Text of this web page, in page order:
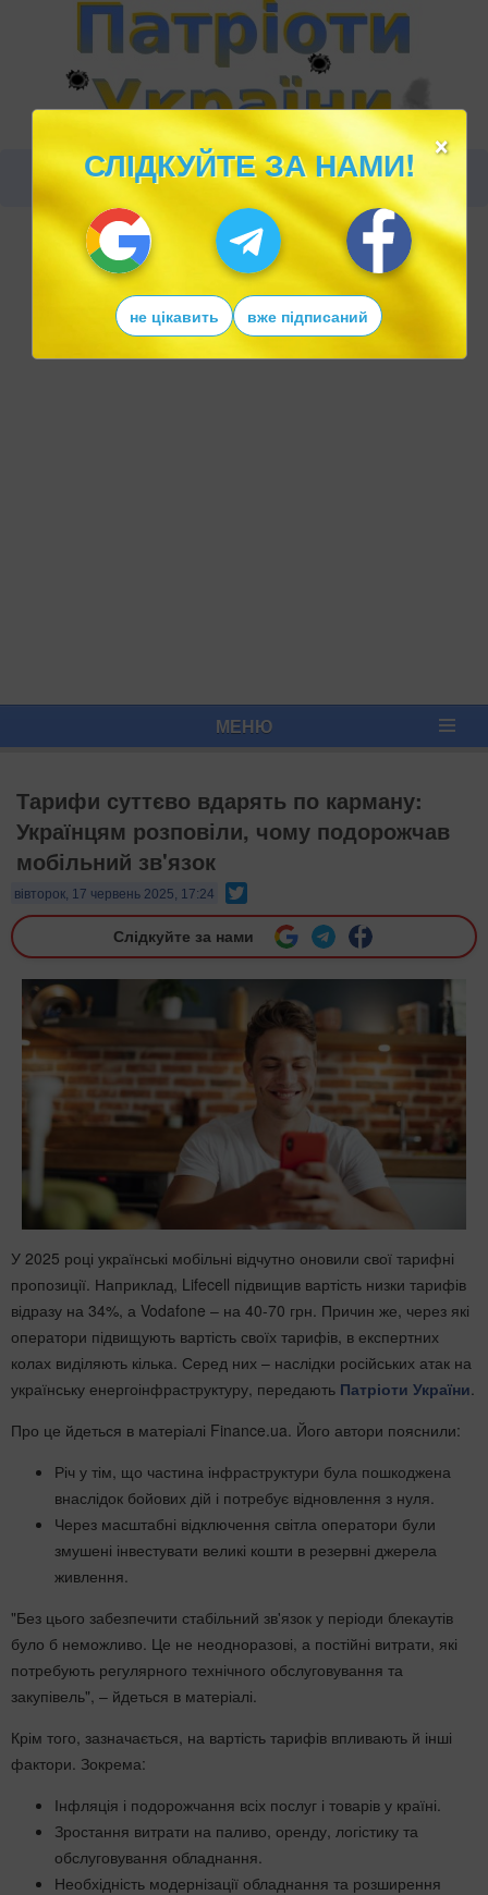
МЕНЮ
Тарифи суттєво вдарять по карману:
Українцям розповіли, чому подорожчав
мобільний зв'язок
вівторок, 17 червень 2025, 17:24
Слідкуйте за нами
У 2025 році українські мобільні відчутно оновили свої тарифні
пропозиції. Наприклад, Lifecell підвищив вартість низки тарифів
відразу на 34%, а Vodafone – на 40-70 грн. Причин же, через які
оператори підвищують вартість своїх тарифів, в експертних
колах виділяють кілька. Серед них – наслідки російських атак на
українську енергоінфраструктуру, передають Патріоти України
Про це йдеться в матеріалі Finance.ua. Його автори пояснили:
Річ у тім, що частина інфраструктури була пошкоджена
внаслідок бойових дій і потребує відновлення з нуля.
Через масштабні відключення світла оператори були
змушені інвестувати великі кошти в резервні джерела
живлення.
"Без цього забезпечити стабільний зв'язок у періоди блекаутів
було б неможливо. Це не неодноразові, а постійні витрати, які
потребують регулярного технічного обслуговування та
закупівель", – йдеться в матеріалі.
Крім того, зазначається, на вартість тарифів впливають й інші
фактори. Зокрема:
Інфляція і подорожчання всіх послуг і товарів у країні.
Зростання витрати на паливо, оренду, логістику та
обслуговування обладнання.
Необхідність модернізації обладнання та розширення
×
СЛІДКУЙТЕ ЗА НАМИ!
не цікавить вже підписаний